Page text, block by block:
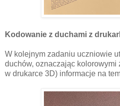
Kodowanie z duchami z
W kolejnym zadaniu uczniowie
duchów, oznaczając kolorowymi
w drukarce 3D) informacje na